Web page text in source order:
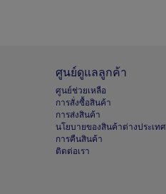
ศูนย์ดูแลลูกค้า
ศูนย์ช่วยเหลือ
การสั่งซื้อสินค้า
การส่งสินค้า
นโยบายของสินค้าต่างประเทศ
การคืนสินค้า
ติดต่อเรา